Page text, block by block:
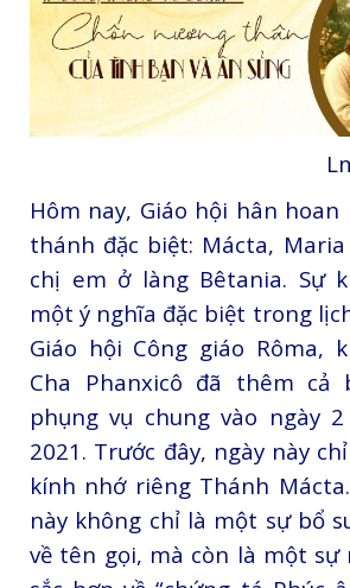
Hôm nay, Giáo hội hân
thánh đặc biệt: Mácta,
chị em ở làng Bêtania. Sự
một ý nghĩa đặc biệt trong
Giáo hội Công giáo Rôma,
Cha Phanxicô đã thêm cả
phụng vụ chung vào ngày
2021. Trước đây, ngày này
kính nhớ riêng Thánh
này không chỉ là một sự bổ
về tên gọi, mà còn là một sự